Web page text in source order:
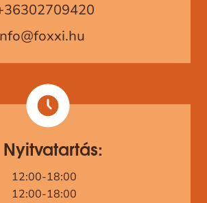
Nyitvatartás:
12:00-18:00
12:00-18:00